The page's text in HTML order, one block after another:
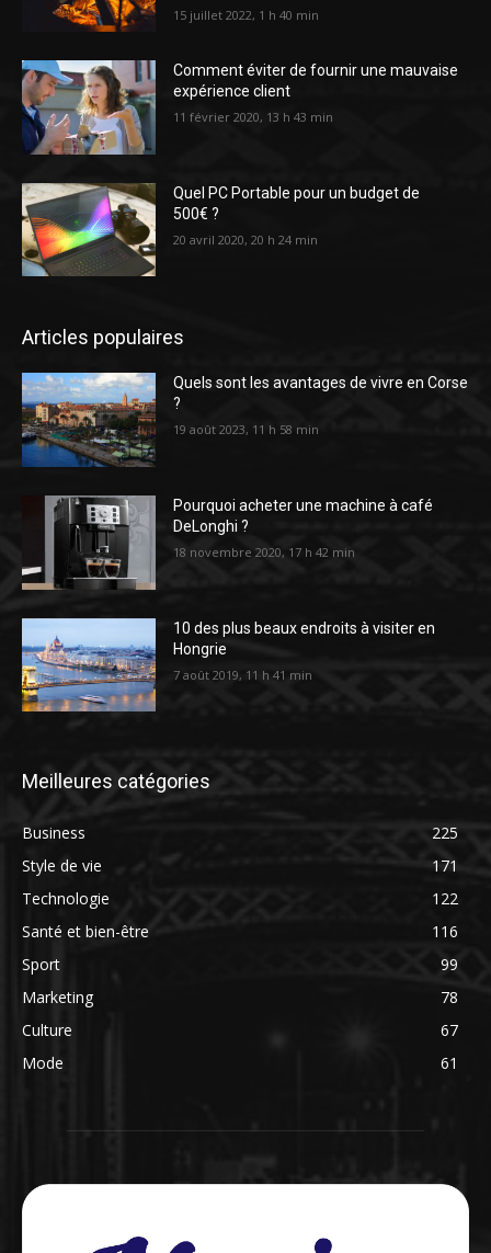
15 juillet 2022, 1 h 40 min
Comment éviter de fournir une mauvaise
expérience client
11 février 2020, 13 h 43 min
Quel PC Portable pour un budget de
500€ ?
20 avril 2020, 20 h 24 min
Articles populaires
Quels sont les avantages de vivre en Corse
?
19 août 2023, 11 h 58 min
Pourquoi acheter une machine à café
DeLonghi ?
18 novembre 2020, 17 h 42 min
10 des plus beaux endroits à visiter en
Hongrie
7 août 2019, 11 h 41 min
Meilleures catégories
Business
225
Style de vie
171
Technologie
122
Santé et bien-être
116
Sport
99
Marketing
78
Culture
67
Mode
61